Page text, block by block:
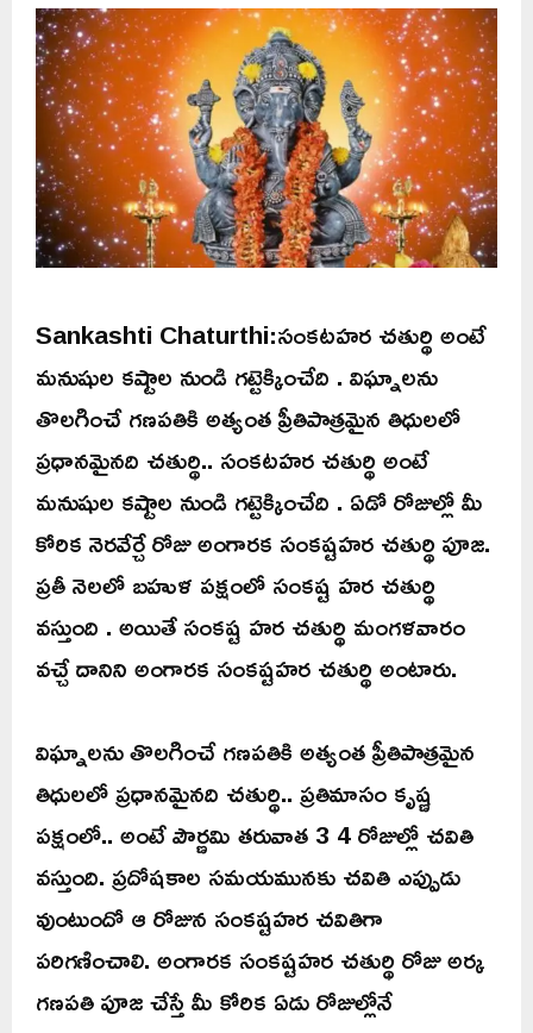
Sankashti Chaturthi:సంకటహర చతుర్థి అంటే
మనుషుల కష్టాల నుండి గట్టెక్కించేది . విఘ్నాలను
తొలగించే గణపతికి అత్యంత ప్రీతిపాత్రమైన తిధులలో
ప్రధానమైనది చతుర్థి.. సంకటహర చతుర్థి అంటే
మనుషుల కష్టాల నుండి గట్టెక్కించేది . ఏడో రోజుల్లో మీ
కోరిక నెరవేర్చే రోజు అంగారక సంకష్టహర చతుర్థి పూజ.
ప్రతీ నెలలో బహుళ పక్షంలో సంకష్ట హర చతుర్థి
వస్తుంది . అయితే సంకష్ట హర చతుర్థి మంగళవారం
వచ్చే దానిని అంగారక సంకష్టహర చతుర్థి అంటారు.
విఘ్నాలను తొలగించే గణపతికి అత్యంత ప్రీతిపాత్రమైన
తిధులలో ప్రధానమైనది చతుర్థి.. ప్రతిమాసం కృష్ణ
పక్షంలో.. అంటే పౌర్ణమి తరువాత 3 4 రోజుల్లో చవితి
వస్తుంది. ప్రదోషకాల సమయమునకు చవితి ఎప్పుడు
వుంటుందో ఆ రోజున సంకష్టహర చవితిగా
పరిగణించాలి. అంగారక సంకష్టహర చతుర్థి రోజు అర్క
గణపతి పూజ చేస్తే మీ కోరిక ఏడు రోజుల్లోనే